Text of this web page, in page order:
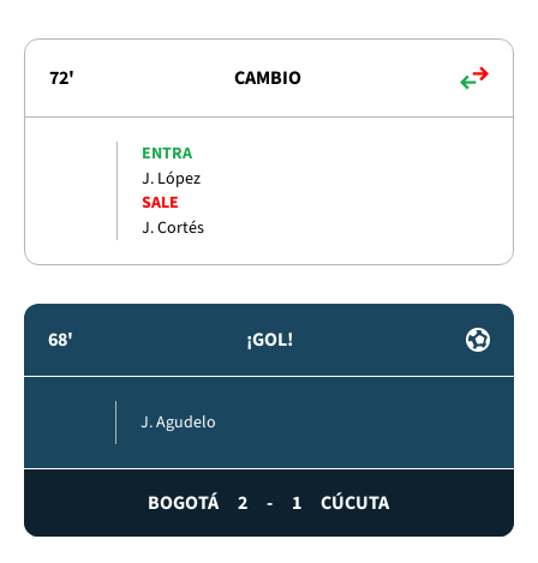
72' CAMBIO
ENTRA
J. López
SALE
J. Cortés
68' ¡GOL!
J. Agudelo
BOGOTÁ 2 - 1 CÚCUTA